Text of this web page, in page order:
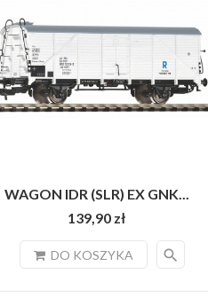
WAGON IDR (SLR) EX GNK...
139,90 zł
DO KOSZYKA search